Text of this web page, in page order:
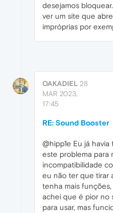
desejamos
ver um site que
impróprias por
OAKADIEL 28
MAR 2023,
17:45
RE: Sound Booster
@hipp1e Eu já
este problema para
incompatibilidade
eu não ter que tirar
tenha mais
achei que é pior no
para usar, mas